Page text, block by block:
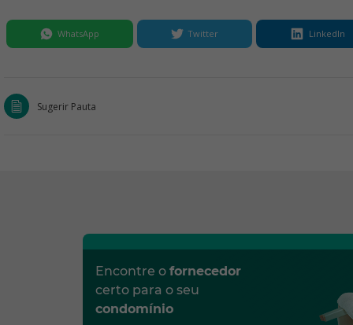
WhatsApp Twitter LinkedIn
Sugerir Pauta
Encontre o fornecedor
certo para o seu
condomínio